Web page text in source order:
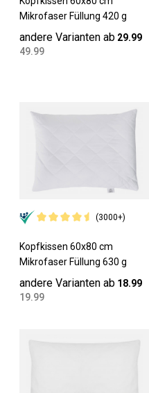
Mikrofaser Füllung 420 g
andere Varianten ab 29.99
49.99
(3000+)
Kopfkissen 60x80 cm
Mikrofaser Füllung 630 g
andere Varianten ab 18.99
19.99